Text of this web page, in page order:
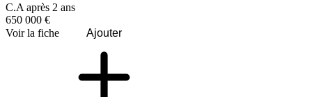
C.A après 2 ans
650 000 €
Voir la fiche
Ajouter